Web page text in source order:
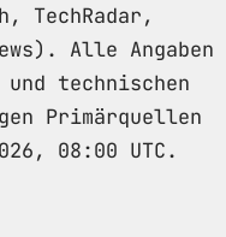
TechRadar,
Alle Angaben
technischen
Primärquellen
08:00 UTC.